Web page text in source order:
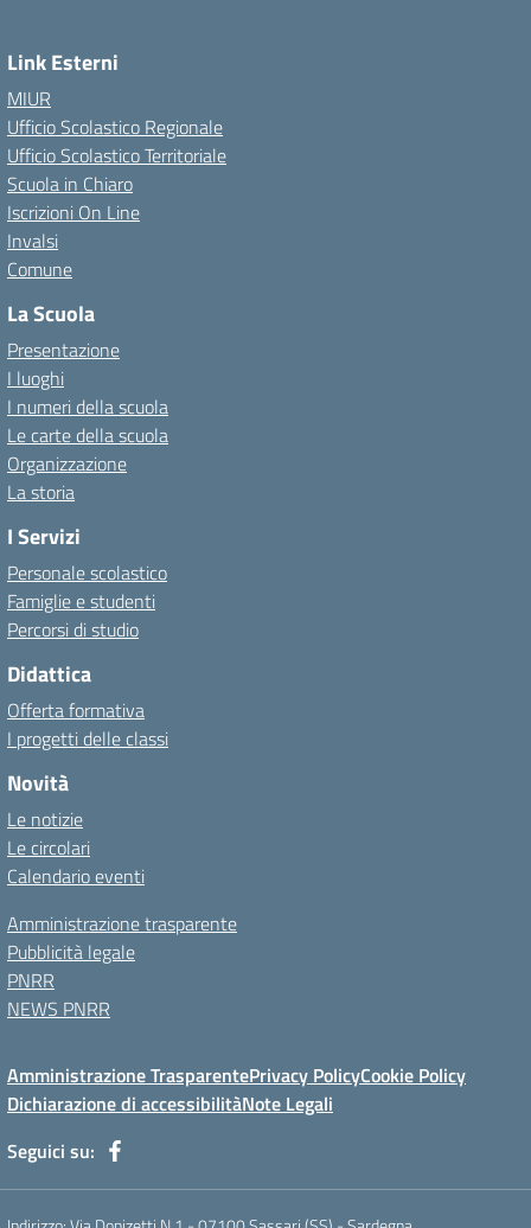
Link Esterni
MIUR
Ufficio Scolastico Regionale
Ufficio Scolastico Territoriale
Scuola in Chiaro
Iscrizioni On Line
Invalsi
Comune
La Scuola
Presentazione
I luoghi
I numeri della scuola
Le carte della scuola
Organizzazione
La storia
I Servizi
Personale scolastico
Famiglie e studenti
Percorsi di studio
Didattica
Offerta formativa
I progetti delle classi
Novità
Le notizie
Le circolari
Calendario eventi
Amministrazione trasparente
Pubblicità legale
PNRR
NEWS PNRR
Amministrazione TrasparentePrivacy PolicyCookie Policy
Dichiarazione di accessibilitàNote Legali
Seguici su: